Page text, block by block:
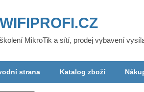
WIFIPROFI.CZ
školení MikroTik a sítí, prodej vybavení
strana Katalog zboží